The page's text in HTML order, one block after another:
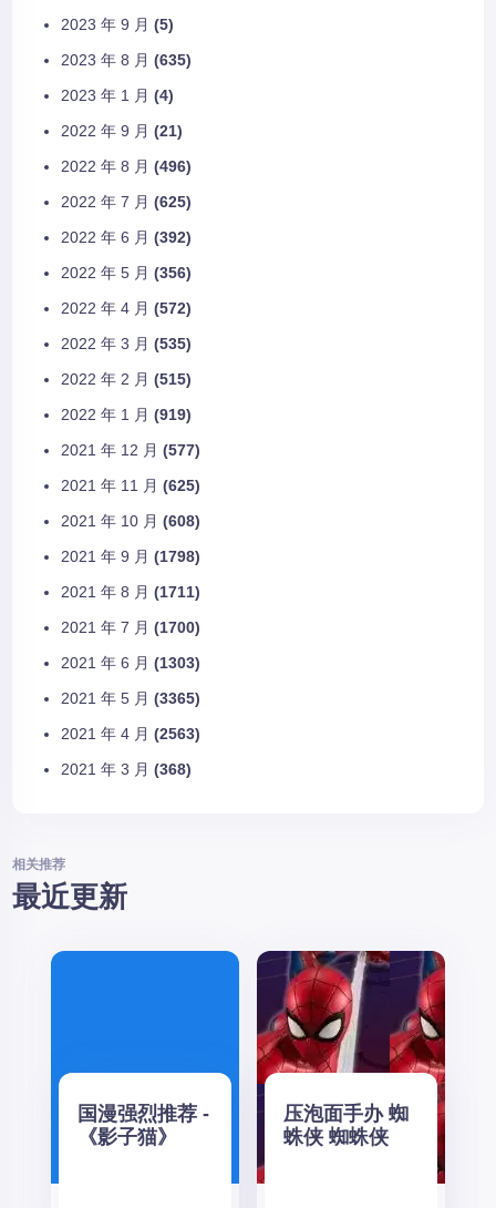
2023 年 9 月 (5)
2023 年 8 月 (635)
2023 年 1 月 (4)
2022 年 9 月 (21)
2022 年 8 月 (496)
2022 年 7 月 (625)
2022 年 6 月 (392)
2022 年 5 月 (356)
2022 年 4 月 (572)
2022 年 3 月 (535)
2022 年 2 月 (515)
2022 年 1 月 (919)
2021 年 12 月 (577)
2021 年 11 月 (625)
2021 年 10 月 (608)
2021 年 9 月 (1798)
2021 年 8 月 (1711)
2021 年 7 月 (1700)
2021 年 6 月 (1303)
2021 年 5 月 (3365)
2021 年 4 月 (2563)
2021 年 3 月 (368)
相关推荐
最近更新
国漫强烈推荐 -
《影子猫》
压泡面手办 蜘
蛛侠 蜘蛛侠